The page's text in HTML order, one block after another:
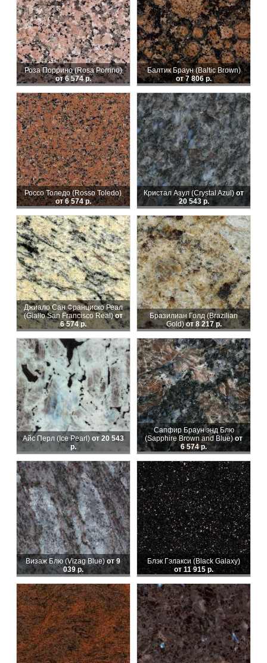
Роза Поррино (Rosa Porrino)
от 6 574 р.
Балтик Браун (Baltic Brown)
от 7 806 р.
Россо Толедо (Rosso Toledo)
от 6 574 р.
Кристал Азул (Crystal Azul)от
20 543 р.
Джиало Сан Франциско Реал
(Giallo San Francisco Real)от
6 574 р.
Бразилиан Голд (Brazilian
Gold)от 8 217 р.
Айс Перл (Ice Pearl) от 20 543
р.
Сапфир Браун энд Блю
(Sapphire Brown and Blue)от
6 574 р.
Визаж Блю (Vizag Blue)от 9
039 р.
Блэк Гэлакси (Black Galaxy)
от 11 915 р.